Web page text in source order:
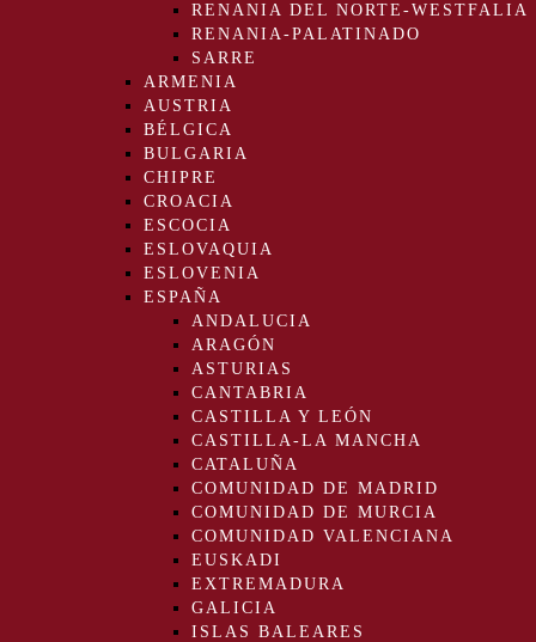
RENANIA DEL NORTE-WESTFALIA
RENANIA-PALATINADO
SARRE
ARMENIA
AUSTRIA
BÉLGICA
BULGARIA
CHIPRE
CROACIA
ESCOCIA
ESLOVAQUIA
ESLOVENIA
ESPAÑA
ANDALUCIA
ARAGÓN
ASTURIAS
CANTABRIA
CASTILLA Y LEÓN
CASTILLA-LA MANCHA
CATALUÑA
COMUNIDAD DE MADRID
COMUNIDAD DE MURCIA
COMUNIDAD VALENCIANA
EUSKADI
EXTREMADURA
GALICIA
ISLAS BALEARES